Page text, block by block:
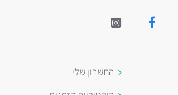
החשבון שלי